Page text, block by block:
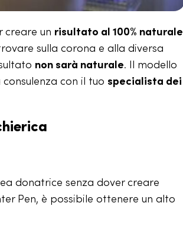
creare un risultato al 100% naturale
sulla corona e alla diversa
non sarà naturale. Il modello
con il tuo specialista dei
donatrice senza dover creare
Pen, è possibile ottenere un alto